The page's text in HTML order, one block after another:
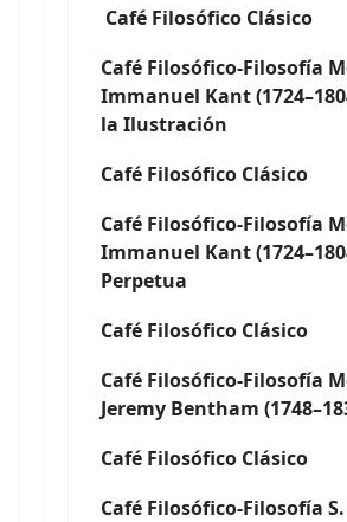
Café Filosófico Clásico
Café Filosófico-Filosofía
Immanuel Kant
la Ilustración
Café Filosófico Clásico
Café Filosófico-Filosofía
Immanuel Kant
Perpetua
Café Filosófico Clásico
Café Filosófico-Filosofía
Jeremy Bentham
Café Filosófico Clásico
Café Filosófico-Filosofía